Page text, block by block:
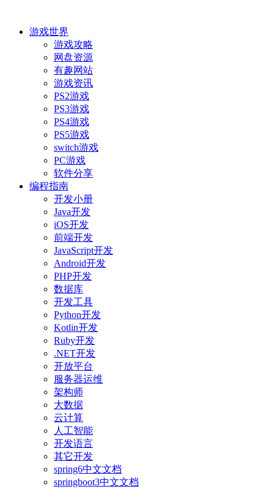
游戏世界
游戏攻略
网盘资源
有趣网站
游戏资讯
PS2游戏
PS3游戏
PS4游戏
PS5游戏
switch游戏
PC游戏
软件分享
编程指南
开发小册
Java开发
iOS开发
前端开发
JavaScript开发
Android开发
PHP开发
数据库
开发工具
Python开发
Kotlin开发
Ruby开发
.NET开发
开放平台
服务器运维
架构师
大数据
云计算
人工智能
开发语言
其它开发
spring6中文文档
springboot3中文文档